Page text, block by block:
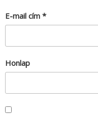
E-mail cím *
Honlap